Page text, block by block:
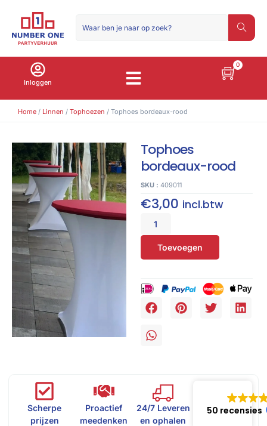
Inloggen
0
Home / Linnen / Tophoezen / Tophoes bordeaux-rood
Tophoes
bordeaux-rood
SKU : 409011
€3,00 incl.btw
Toevoegen
Scherpe
prijzen
Proactief
meedenken
24/7 Leveren
en ophalen
50 recensies